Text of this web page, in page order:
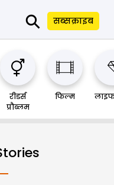
⚲ सब्सक्राइब
रीडर्स
प्रौब्लम
फिल्म